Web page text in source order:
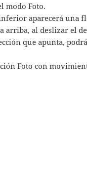
modo Foto.
aparecerá una
arriba, al deslizar el
que apunta,
Foto con